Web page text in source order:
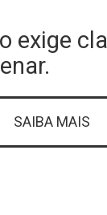
exige
SAIBA MAIS